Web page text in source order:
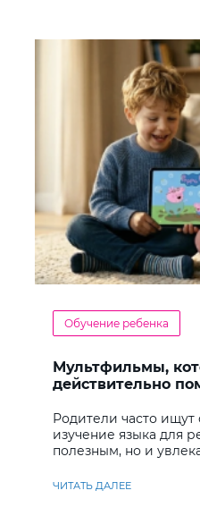
Обучение ребенка
Мультфильмы,
действительно
Родители часто ищут
изучение языка для
полезным, но и
ЧИТАТЬ ДАЛЕЕ